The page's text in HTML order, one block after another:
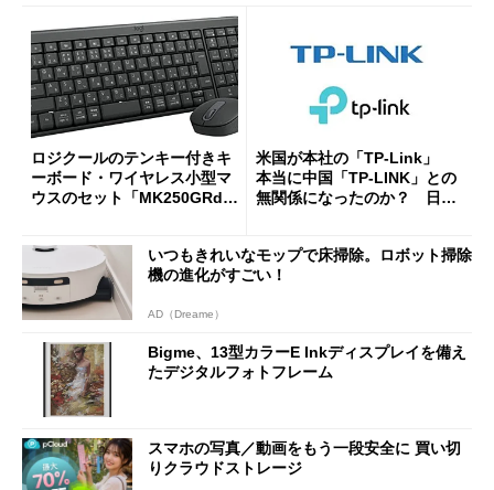
ロジクールのテンキー付きキ
ーボード・ワイヤレス小型マ
ウスのセット「MK250GRd」
米国が本社の「TP-Link」
本当に中国「TP-LINK」との
無関係になったのか？ 日本
いつもきれいなモップで床掃除。ロボット掃除
機の進化がすごい！
AD（Dreame）
Bigme、13型カラーE Inkディスプレイを備え
たデジタルフォトフレーム
スマホの写真／動画をもう一段安全に 買い切
りクラウドストレージ